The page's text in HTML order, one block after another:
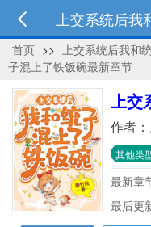
上交系统后
首页 >> 上交系统后我和
子混上了铁饭碗最新章节
上交
作者：
其他类
最新章
最后更